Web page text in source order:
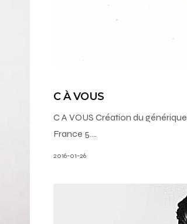
C À VOUS
C A VOUS Création du
France 5.…
2016-01-26